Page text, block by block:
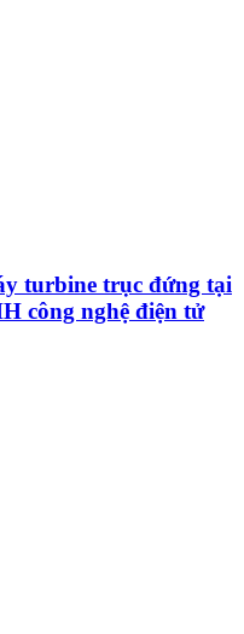
turbine trục đứng tại
công nghệ điện tử